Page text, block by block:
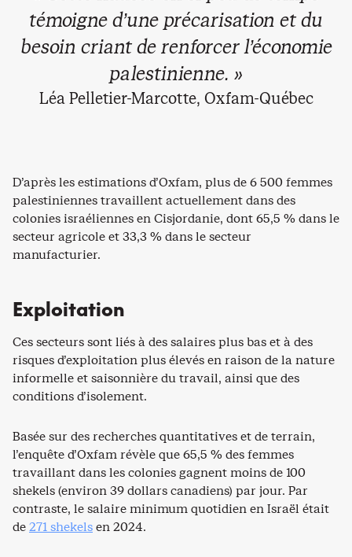
témoigne d’une précarisation et du
besoin criant de renforcer l’économie
palestinienne. »
Léa Pelletier-Marcotte, Oxfam-Québec
D’après les estimations d’Oxfam, plus de 6 500 femmes
palestiniennes travaillent actuellement dans des
colonies israéliennes en Cisjordanie, dont 65,5 % dans le
secteur agricole et 33,3 % dans le secteur
manufacturier.
Exploitation
Ces secteurs sont liés à des salaires plus bas et à des
risques d’exploitation plus élevés en raison de la nature
informelle et saisonnière du travail, ainsi que des
conditions d’isolement.
Basée sur des recherches quantitatives et de terrain,
l’enquête d’Oxfam révèle que 65,5 % des femmes
travaillant dans les colonies gagnent moins de 100
shekels (environ 39 dollars canadiens) par jour. Par
contraste, le salaire minimum quotidien en Israël était
de271 shekelsen 2024.